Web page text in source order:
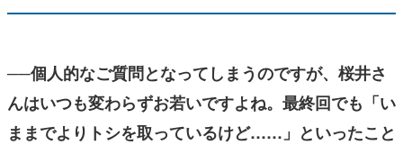
──個人的なご質問となってしまうのですが、桜井さ
んはいつも変わらずお若いですよね。最終回でも「い
ままでよりトシを取っているけど……」といったこと